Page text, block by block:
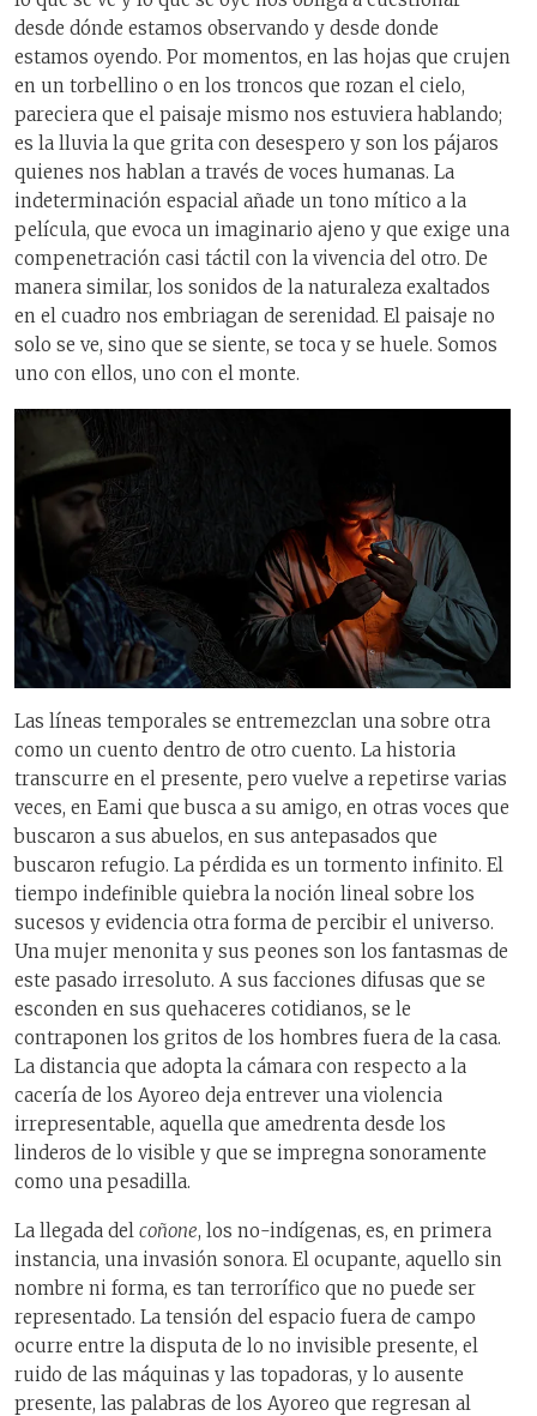
desde dónde estamos observando y desde donde
estamos oyendo. Por momentos, en las hojas que crujen
en un torbellino o en los troncos que rozan el cielo,
pareciera que el paisaje mismo nos estuviera hablando;
es la lluvia la que grita con desespero y son los pájaros
quienes nos hablan a través de voces humanas. La
indeterminación espacial añade un tono mítico a la
película, que evoca un imaginario ajeno y que exige una
compenetración casi táctil con la vivencia del otro. De
manera similar, los sonidos de la naturaleza exaltados
en el cuadro nos embriagan de serenidad. El paisaje no
solo se ve, sino que se siente, se toca y se huele. Somos
uno con ellos, uno con el monte.
Las líneas temporales se entremezclan una sobre otra
como un cuento dentro de otro cuento. La historia
transcurre en el presente, pero vuelve a repetirse varias
veces, en Eami que busca a su amigo, en otras voces que
buscaron a sus abuelos, en sus antepasados que
buscaron refugio. La pérdida es un tormento infinito. El
tiempo indefinible quiebra la noción lineal sobre los
sucesos y evidencia otra forma de percibir el universo.
Una mujer menonita y sus peones son los fantasmas de
este pasado irresoluto. A sus facciones difusas que se
esconden en sus quehaceres cotidianos, se le
contraponen los gritos de los hombres fuera de la casa.
La distancia que adopta la cámara con respecto a la
cacería de los Ayoreo deja entrever una violencia
irrepresentable, aquella que amedrenta desde los
linderos de lo visible y que se impregna sonoramente
como una pesadilla.
La llegada del coñone, los no-indígenas, es, en primera
instancia, una invasión sonora. El ocupante, aquello sin
nombre ni forma, es tan terrorífico que no puede ser
representado. La tensión del espacio fuera de campo
ocurre entre la disputa de lo no invisible presente, el
ruido de las máquinas y las topadoras, y lo ausente
presente, las palabras de los Ayoreo que regresan al